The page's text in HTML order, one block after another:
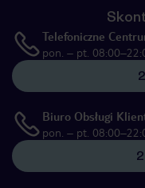
Telefoniczne
pon. – pt.
Biuro Obsługi
pon. – pt.